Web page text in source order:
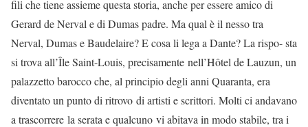
fili che tiene assieme questa storia, anche per essere amico di
Gerard de Nerval e di Dumas padre. Ma qual è il nesso tra
Nerval, Dumas e Baudelaire? E cosa li lega a Dante? La rispo- sta
si trova all’Île Saint-Louis, precisamente nell’Hôtel de Lauzun, un
palazzetto barocco che, al principio degli anni Quaranta, era
diventato un punto di ritrovo di artisti e scrittori. Molti ci andavano
a trascorrere la serata e qualcuno vi abitava in modo stabile, tra i